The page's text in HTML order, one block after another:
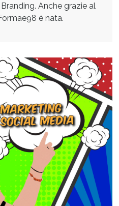
Anche grazie al
è nata.